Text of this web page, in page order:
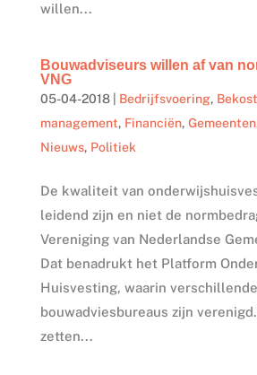
willen...
Bouwadviseurs willen af van
VNG
05-04-2018| Bedrijfsvoering,
management, Financiën, Gemeenten
Nieuws, Politiek
De kwaliteit van
leidend zijn en niet de
Vereniging van Nederlandse
Dat benadrukt het Platform
Huisvesting, waarin verschillende
bouwadviesbureaus zijn
zetten...